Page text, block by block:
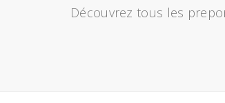
Découvrez tous les